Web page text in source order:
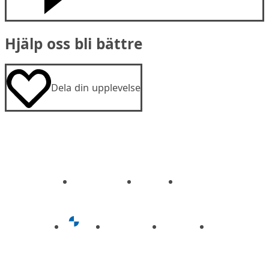
Hjälp oss bli bättre
Dela din upplevelse